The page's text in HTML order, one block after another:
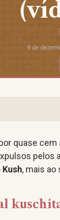
9 de
quase
pelos
, mais ao